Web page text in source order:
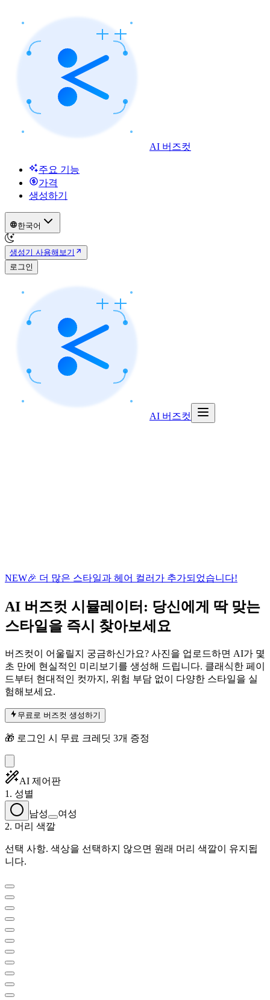
AI 버즈컷
주요 기능
가격
생성하기
한국어
생성기 사용해보기
로그인
AI 버즈컷
NEW🎉 더 많은 스타일과 헤어 컬러가 추가되었습니다!
AI 버즈컷 시뮬레이터 : 당신에게 딱 맞는
스타일을 즉시 찾아보세요
버즈컷이 어울릴지 궁금하신가요? 사진을 업로드하면 AI가 몇
초 만에 현실적인 미리보기를 생성해 드립니다. 클래식한 페이
드부터 현대적인 컷까지, 위험 부담 없이 다양한 스타일을 실
험해보세요.
무료로 버즈컷 생성하기
🎁 로그인 시 무료 크레딧 3개 증정
AI 제어판
1. 성별
남성
여성
2. 머리 색깔
선택 사항. 색상을 선택하지 않으면 원래 머리 색깔이 유지됩
니다.